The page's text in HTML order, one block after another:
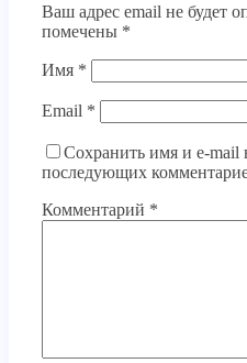
Ваш адрес email не будет
помечены *
Имя *
Email *
Сохранить имя и e-mail
последующих
Комментарий *